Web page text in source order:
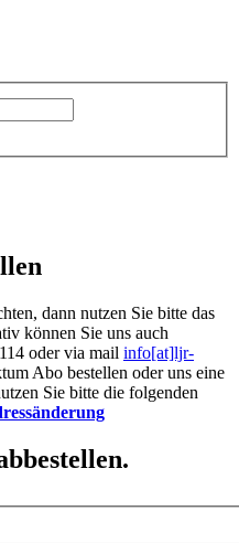
dann nutzen Sie bitte das
können Sie uns auch
oder via mail info[at]ljr-
Abo bestellen oder uns eine
Sie bitte die folgenden